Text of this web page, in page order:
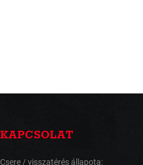
KAPCSOLAT
Csere / visszatérés állapota: